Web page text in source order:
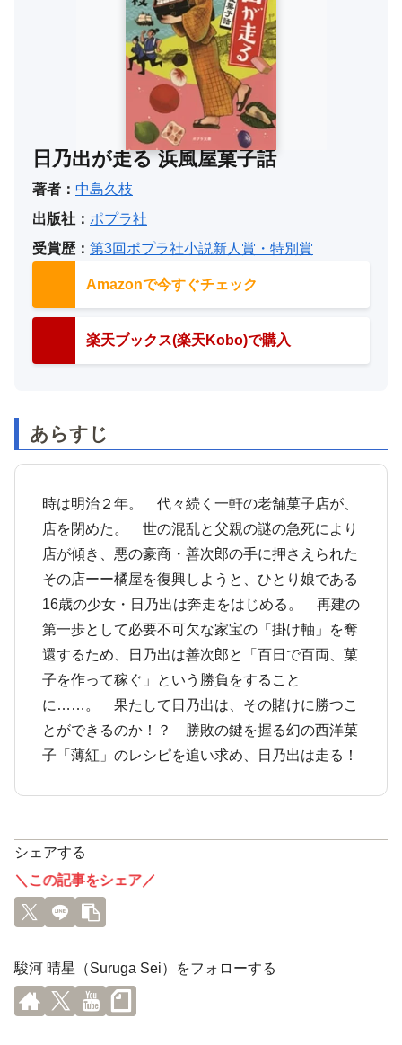
日乃出が走る 浜風屋菓子話
著者： 中島久枝
出版社： ポプラ社
受賞歴： 第3回ポプラ社小説新人賞・特別賞
Amazonで今すぐチェック
楽天ブックス(楽天Kobo)で購入
あらすじ
時は明治２年。 代々続く一軒の老舗菓子店が、
店を閉めた。 世の混乱と父親の謎の急死により
店が傾き、悪の豪商・善次郎の手に押さえられた
その店ーー橘屋を復興しようと、ひとり娘である
16歳の少女・日乃出は奔走をはじめる。 再建の
第一歩として必要不可欠な家宝の「掛け軸」を奪
還するため、日乃出は善次郎と「百日で百両、菓
子を作って稼ぐ」という勝負をすること
に……。 果たして日乃出は、その賭けに勝つこ
とができるのか！？ 勝敗の鍵を握る幻の西洋菓
子「薄紅」のレシピを追い求め、日乃出は走る！
シェアする
＼この記事をシェア／
駿河 晴星（Suruga Sei）をフォローする